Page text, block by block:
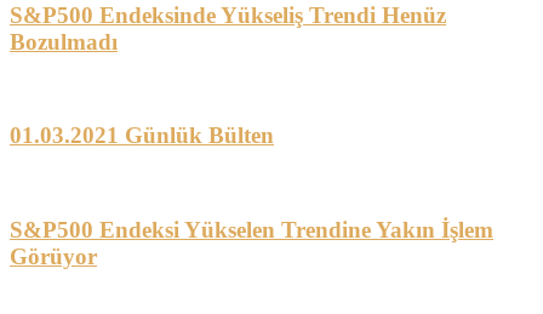
S&P500 Endeksinde Yükseliş Trendi Henüz
Bozulmadı
01.03.2021 Günlük Bülten
S&P500 Endeksi Yükselen Trendine Yakın İşlem
Görüyor